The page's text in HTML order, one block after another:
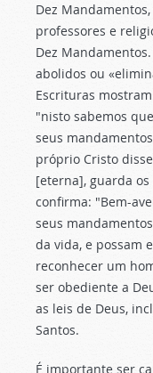
Dez
professores e
Dez
abolidos ou
Escrituras
"nisto sabemos
seus
próprio Cristo
[eterna], guarda
confirma: "Bem-
seus
da vida, e possam
reconhecer um
ser obediente a
as leis de Deus,
Santos.
É importante ser